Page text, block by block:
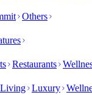
Others
Restaurants
Luxury